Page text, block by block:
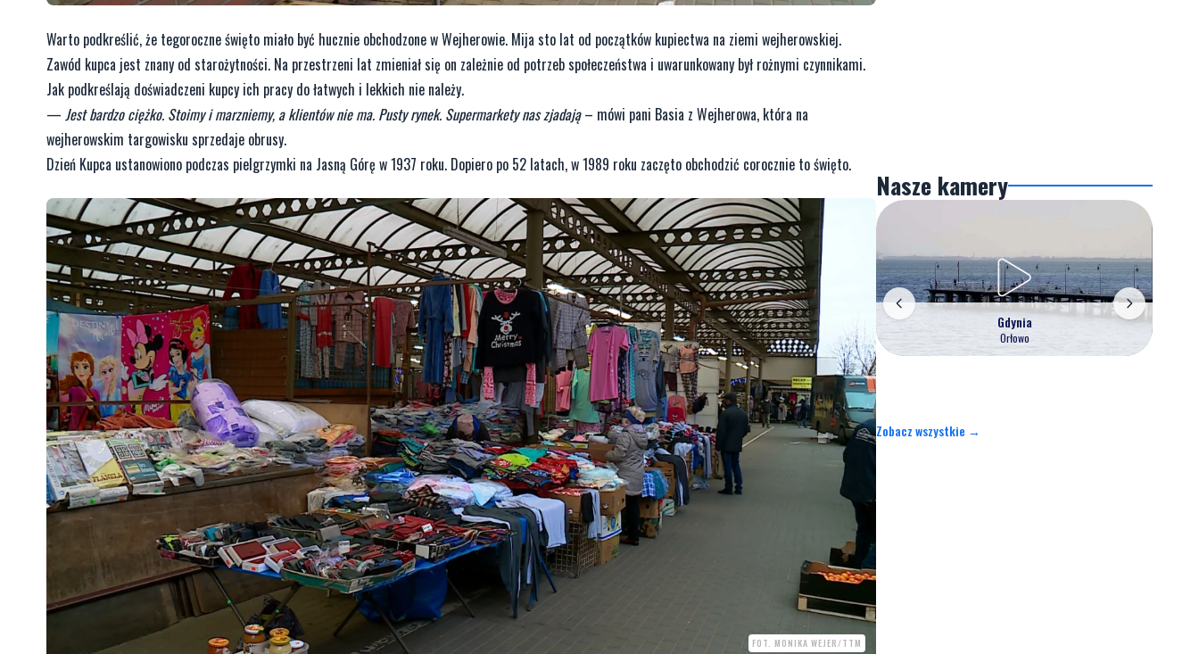
Warto podkreślić, że tegoroczne święto miało być hucznie obchodzone w Wejherowie. Mija sto lat od początków kupiectwa na ziemi wejherowskiej.
Zawód kupca jest znany od starożytności. Na przestrzeni lat zmieniał się on zależnie od potrzeb społeczeństwa i uwarunkowany był rożnymi czynnikami.
Jak podkreślają doświadczeni kupcy ich pracy do łatwych i lekkich nie należy.
— Jest bardzo ciężko. Stoimy i marzniemy, a klientów nie ma. Pusty rynek. Supermarkety nas zjadają– mówi pani Basia z Wejherowa, która na
wejherowskim targowisku sprzedaje obrusy.
Dzień Kupca ustanowiono podczas pielgrzymki na Jasną Górę w 1937 roku. Dopiero po 52 latach, w 1989 roku zaczęto obchodzić corocznie to święto.
FOT. MONIKA WEJER/TTM
Nasze kamery
Gdynia
Orłowo
Zobacz wszystkie →